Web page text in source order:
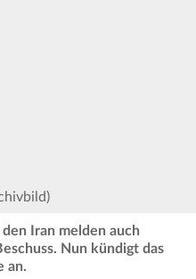
Iran melden auch
Nun kündigt das
an.